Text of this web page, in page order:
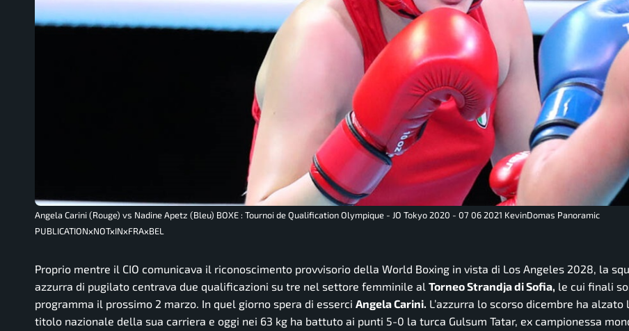
Angela Carini (Rouge) vs Nadine Apetz (Bleu) BOXE : Tournoi de Qualification Olympique - JO Tokyo 2020 - 07 06 2021 KevinDomas Panoramic
PUBLICATIONxNOTxINxFRAxBEL
Proprio mentre il CIO comunicava il riconoscimento provvisorio della World Boxing in vista di Los Angeles 2028, la
azzurra di pugilato centrava due qualificazioni su tre nel settore femminile al Torneo Strandja di Sofia, le cui finali
programma il prossimo 2 marzo. In quel giorno spera di esserci Angela Carini. L’azzurra lo scorso dicembre ha alzato
titolo nazionale della sua carriera e oggi nei 63 kg ha battuto ai punti 5-0 la turca Gulsum Tatar, ex campionessa